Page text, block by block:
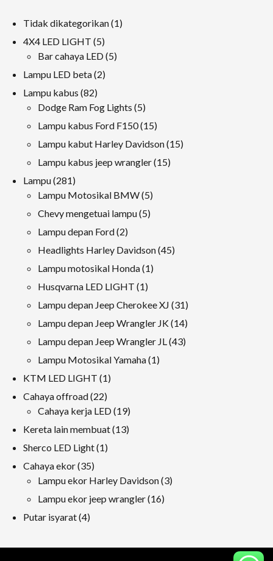
Tidak dikategorikan 11
4X4 LED LIGHT 55
produk
Bar cahaya LED 55
Lampu LED beta 22
Lampu kabus 8282
produk
Dodge Ram Fog Lights 55
produk
Lampu kabus Ford F150 1515
produk
Lampu kabut Harley Davidson 1515
Lampu kabus jeep wrangler 1515
Lampu 281281
produk
Lampu Motosikal BMW 55
produk
Chevy mengetuai lampu 55
Lampu depan Ford 22
produk
Headlights Harley Davidson 4545
Lampu motosikal Honda 11
Husqvarna LED LIGHT 11
produk
Lampu depan Jeep Cherokee XJ 3131
produk
Lampu depan Jeep Wrangler JK 1414
produk
Lampu depan Jeep Wrangler JL 4343
Lampu Motosikal Yamaha 11
KTM LED LIGHT 11
Cahaya offroad 2222
produk
Cahaya kerja LED 1919
produk
Kereta lain membuat 1313
Sherco LED Light 11
Cahaya ekor 3535
produk
Lampu ekor Harley Davidson 33
Lampu ekor jeep wrangler 1616
Putar isyarat 44